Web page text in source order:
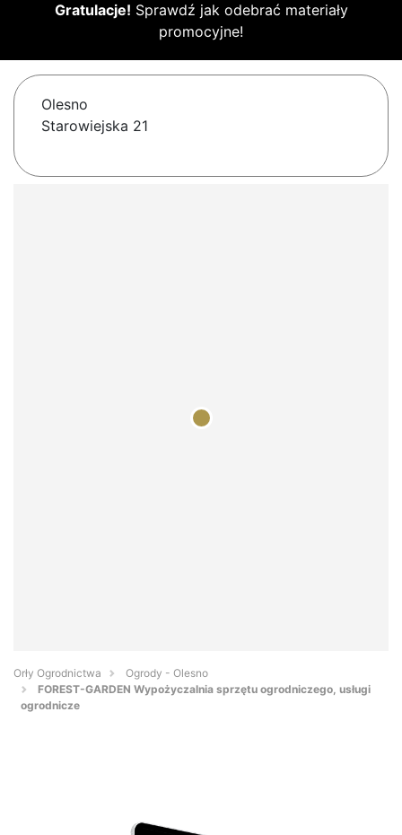
Gratulacje! Sprawdź jak odebrać materiały
promocyjne!
Olesno
Starowiejska 21
Orły Ogrodnictwa
Ogrody - Olesno
FOREST-GARDEN Wypożyczalnia sprzętu ogrodniczego, usługi
ogrodnicze